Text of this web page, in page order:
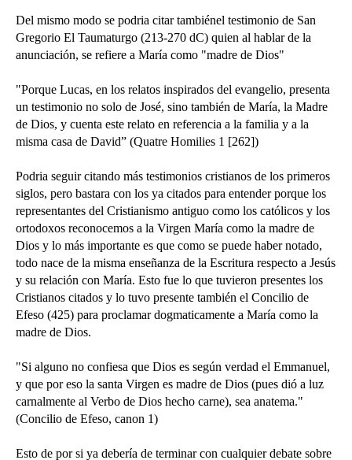
Del mismo modo se podria citar tambiénel testimonio de San
Gregorio El Taumaturgo (213-270 dC) quien al hablar de la
anunciación, se refiere a María como "madre de Dios"
"Porque Lucas, en los relatos inspirados del evangelio, presenta
un testimonio no solo de José, sino también de María, la Madre
de Dios, y cuenta este relato en referencia a la familia y a la
misma casa de David” (Quatre Homilies 1 [262])
Podria seguir citando más testimonios cristianos de los primeros
siglos, pero bastara con los ya citados para entender porque los
representantes del Cristianismo antiguo como los católicos y los
ortodoxos reconocemos a la Virgen María como la madre de
Dios y lo más importante es que como se puede haber notado,
todo nace de la misma enseñanza de la Escritura respecto a Jesús
y su relación con María. Esto fue lo que tuvieron presentes los
Cristianos citados y lo tuvo presente también el Concilio de
Efeso (425) para proclamar dogmaticamente a María como la
madre de Dios.
"Si alguno no confiesa que Dios es según verdad el Emmanuel,
y que por eso la santa Virgen es madre de Dios (pues dió a luz
carnalmente al Verbo de Dios hecho carne), sea anatema."
(Concilio de Efeso, canon 1)
Esto de por si ya debería de terminar con cualquier debate sobre